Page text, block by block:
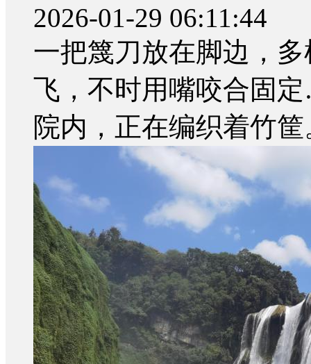
2026-01-29 06:11:44
一把篾刀放在脚边，
飞，不时用嘴咬合固
院内，正在编织着竹筐